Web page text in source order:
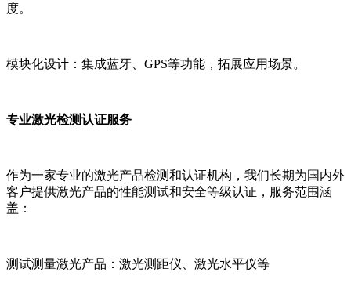
度。
模块化设计：集成蓝牙、GPS等功能，拓展应用场景。
专业激光检测认证服务
作为一家专业的激光产品检测和认证机构，我们长期为国内外
客户提供激光产品的性能测试和安全等级认证，服务范围涵
盖：
测试测量激光产品：激光测距仪、激光水平仪等